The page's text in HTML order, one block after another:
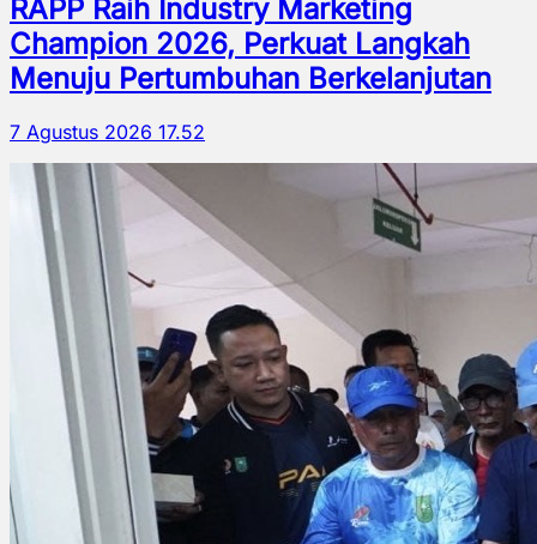
RAPP Raih Industry Marketing
Champion 2026, Perkuat Langkah
Menuju Pertumbuhan Berkelanjutan
7 Agustus 2026 17.52